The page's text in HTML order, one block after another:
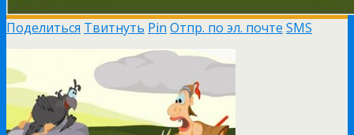
Поделиться Твитнуть Pin Отпр. по эл. почте SMS